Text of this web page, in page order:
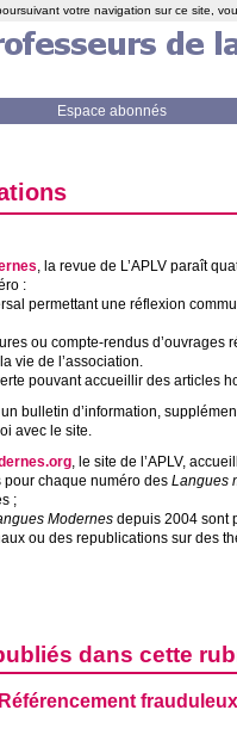
Espace abonnés
, la revue de L’APLV paraît
:
permettant une réflexion
ou compte-rendus
vie de l’association.
pouvant accueillir des articles
bulletin d’information,
avec le site.
, le site de l’APLV,
pour chaque numéro des Langues
;
Modernes depuis 2004 sont
ou des republications sur des
dans cette
Référencement
votre navigation sur ce site,